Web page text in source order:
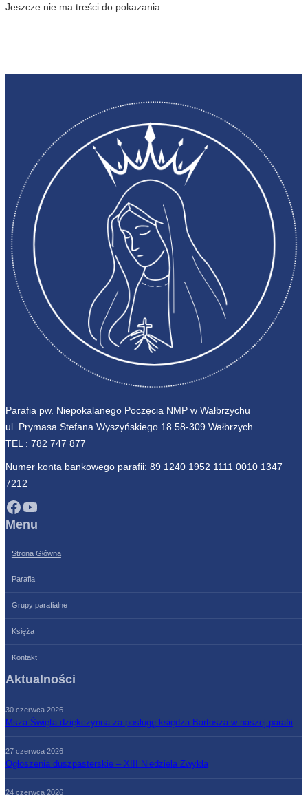
Jeszcze nie ma treści do pokazania.
Parafia pw. Niepokalanego Poczęcia NMP w Wałbrzychu
ul. Prymasa Stefana Wyszyńskiego 18 58-309 Wałbrzych
TEL : 782 747 877
Numer konta bankowego parafii: 89 1240 1952 1111 0010 1347
7212
Facebook YouTube
Menu
Strona Główna
Parafia
Grupy parafialne
Księża
Kontakt
Aktualności
30 czerwca 2026
Msza Święta dziękczynna za posługę księdza Bartosza w naszej parafii
27 czerwca 2026
Ogłoszenia duszpasterskie – XIII Niedziela Zwykła
24 czerwca 2026